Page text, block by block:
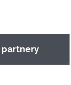
partnery